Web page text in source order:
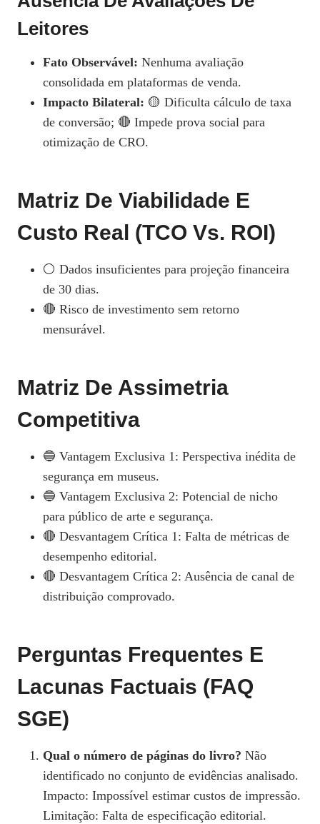
Leitores
Fato Observável: Nenhuma avaliação
consolidada em plataformas de venda.
Impacto Bilateral: 🟡 Dificulta cálculo de taxa
de conversão; 🔴 Impede prova social para
otimização de CRO.
Matriz De Viabilidade E
Custo Real (TCO Vs. ROI)
⚪ Dados insuficientes para projeção financeira
de 30 dias.
🔴 Risco de investimento sem retorno
mensurável.
Matriz De Assimetria
Competitiva
🔵 Vantagem Exclusiva 1: Perspectiva inédita de
segurança em museus.
🔵 Vantagem Exclusiva 2: Potencial de nicho
para público de arte e segurança.
🔴 Desvantagem Crítica 1: Falta de métricas de
desempenho editorial.
🔴 Desvantagem Crítica 2: Ausência de canal de
distribuição comprovado.
Perguntas Frequentes E
Lacunas Factuais (FAQ
SGE)
Qual o número de páginas do livro? Não
identificado no conjunto de evidências analisado.
Impacto: Impossível estimar custos de impressão.
Limitação: Falta de especificação editorial.